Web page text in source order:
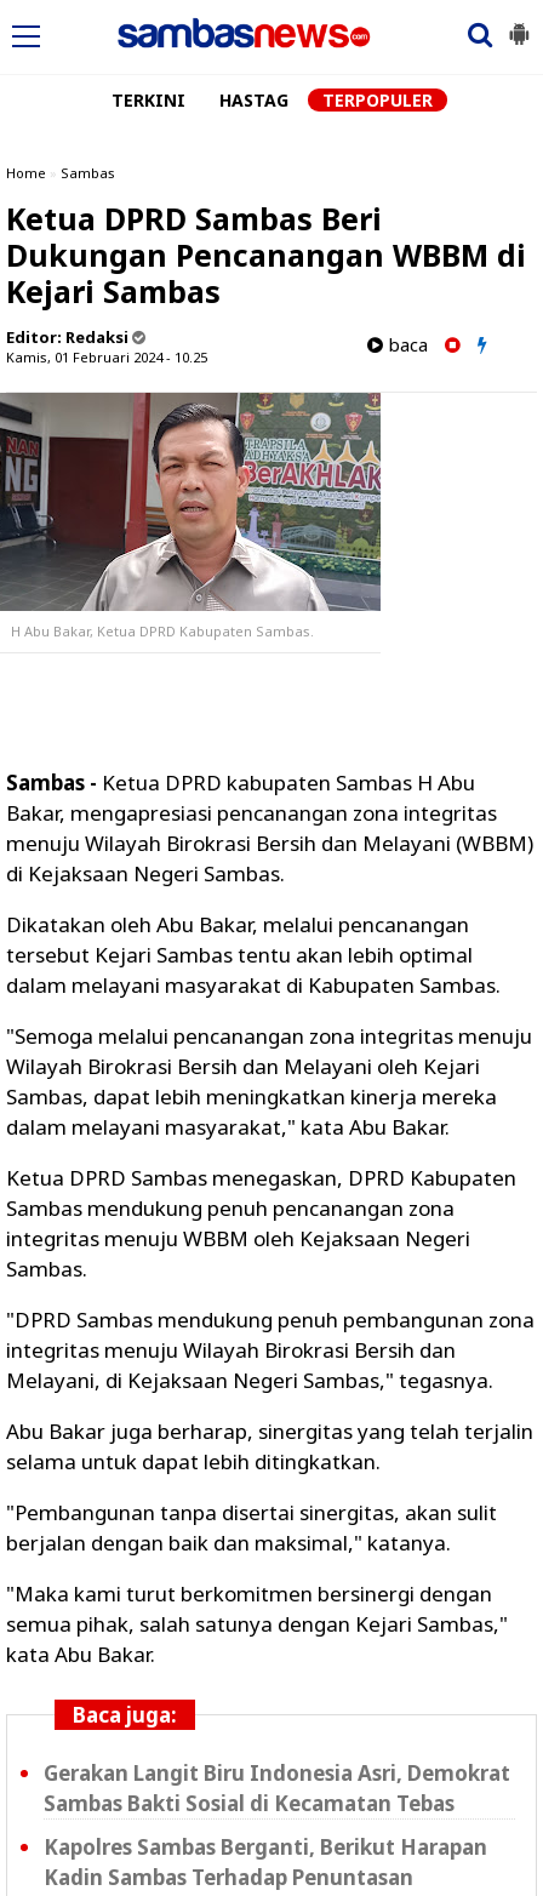
TERKINI HASTAG TERPOPULER
Home » Sambas
Ketua DPRD Sambas Beri
Dukungan Pencanangan WBBM di
Kejari Sambas
Editor: Redaksi
Kamis, 01 Februari 2024 - 10.25
baca
H Abu Bakar, Ketua DPRD Kabupaten Sambas.
Sambas - Ketua DPRD kabupaten Sambas H Abu
Bakar, mengapresiasi pencanangan zona integritas
menuju Wilayah Birokrasi Bersih dan Melayani (WBBM)
di Kejaksaan Negeri Sambas.
Dikatakan oleh Abu Bakar, melalui pencanangan
tersebut Kejari Sambas tentu akan lebih optimal
dalam melayani masyarakat di Kabupaten Sambas.
"Semoga melalui pencanangan zona integritas menuju
Wilayah Birokrasi Bersih dan Melayani oleh Kejari
Sambas, dapat lebih meningkatkan kinerja mereka
dalam melayani masyarakat," kata Abu Bakar.
Ketua DPRD Sambas menegaskan, DPRD Kabupaten
Sambas mendukung penuh pencanangan zona
integritas menuju WBBM oleh Kejaksaan Negeri
Sambas.
"DPRD Sambas mendukung penuh pembangunan zona
integritas menuju Wilayah Birokrasi Bersih dan
Melayani, di Kejaksaan Negeri Sambas," tegasnya.
Abu Bakar juga berharap, sinergitas yang telah terjalin
selama untuk dapat lebih ditingkatkan.
"Pembangunan tanpa disertai sinergitas, akan sulit
berjalan dengan baik dan maksimal," katanya.
"Maka kami turut berkomitmen bersinergi dengan
semua pihak, salah satunya dengan Kejari Sambas,"
kata Abu Bakar.
Baca juga:
Gerakan Langit Biru Indonesia Asri, Demokrat
Sambas Bakti Sosial di Kecamatan Tebas
Kapolres Sambas Berganti, Berikut Harapan
Kadin Sambas Terhadap Penuntasan